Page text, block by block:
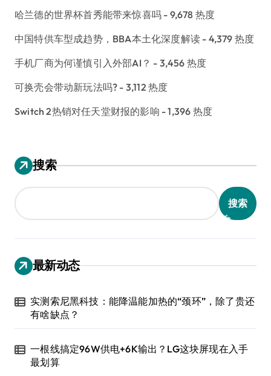
哈兰德的世界杯首秀能带来惊喜吗 - 9,678 热度
中国特供车型成趋势，BBA本土化深度解读 - 4,379 热度
手机厂商为何谨慎引入外部AI？ - 3,456 热度
可换壳会带动新玩法吗? - 3,112 热度
Switch 2热销对任天堂财报的影响 - 1,396 热度
搜索
搜索
最新动态
实测索尼黑科技：能降温能加热的“颈环”，除了贵还
有啥缺点？
一根线搞定96W供电+6K输出？LG这块屏现在入手
最划算